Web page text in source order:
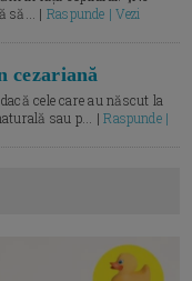
să... | Raspunde | Vezi
cezariană
cele care au născut la
sau p... |Raspunde |